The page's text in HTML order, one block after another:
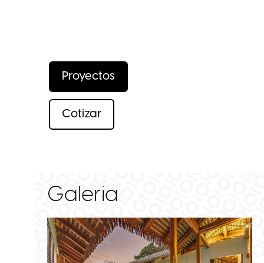
Proyectos
Cotizar
Galeria